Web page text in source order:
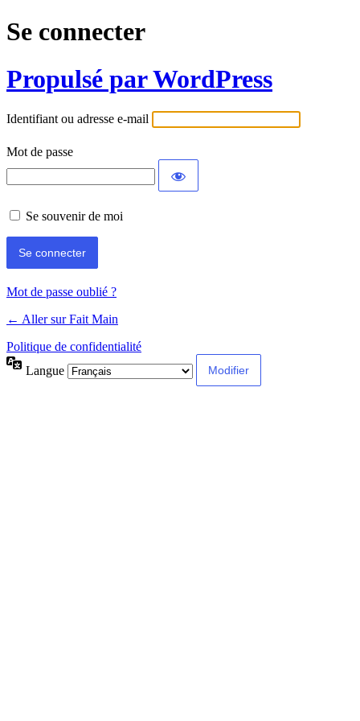
Se connecter
Propulsé par WordPress
Identifiant ou adresse e-mail
Mot de passe
Se souvenir de moi
Mot de passe oublié ?
← Aller sur Fait Main
Politique de confidentialité
Langue